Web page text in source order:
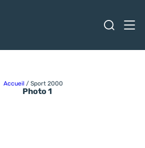
Accueil / Sport 2000
Photo 1